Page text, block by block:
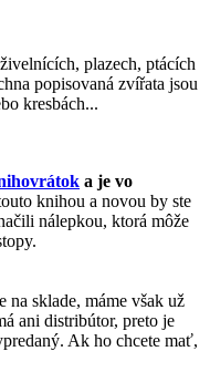
plazech, ptácích
popisovaná zvířata jsou
kresbách...
a je vo
knihou a novou by ste
nálepkou, ktorá môže
na sklade, máme však už
ani distribútor, preto je
Ak ho chcete mať,